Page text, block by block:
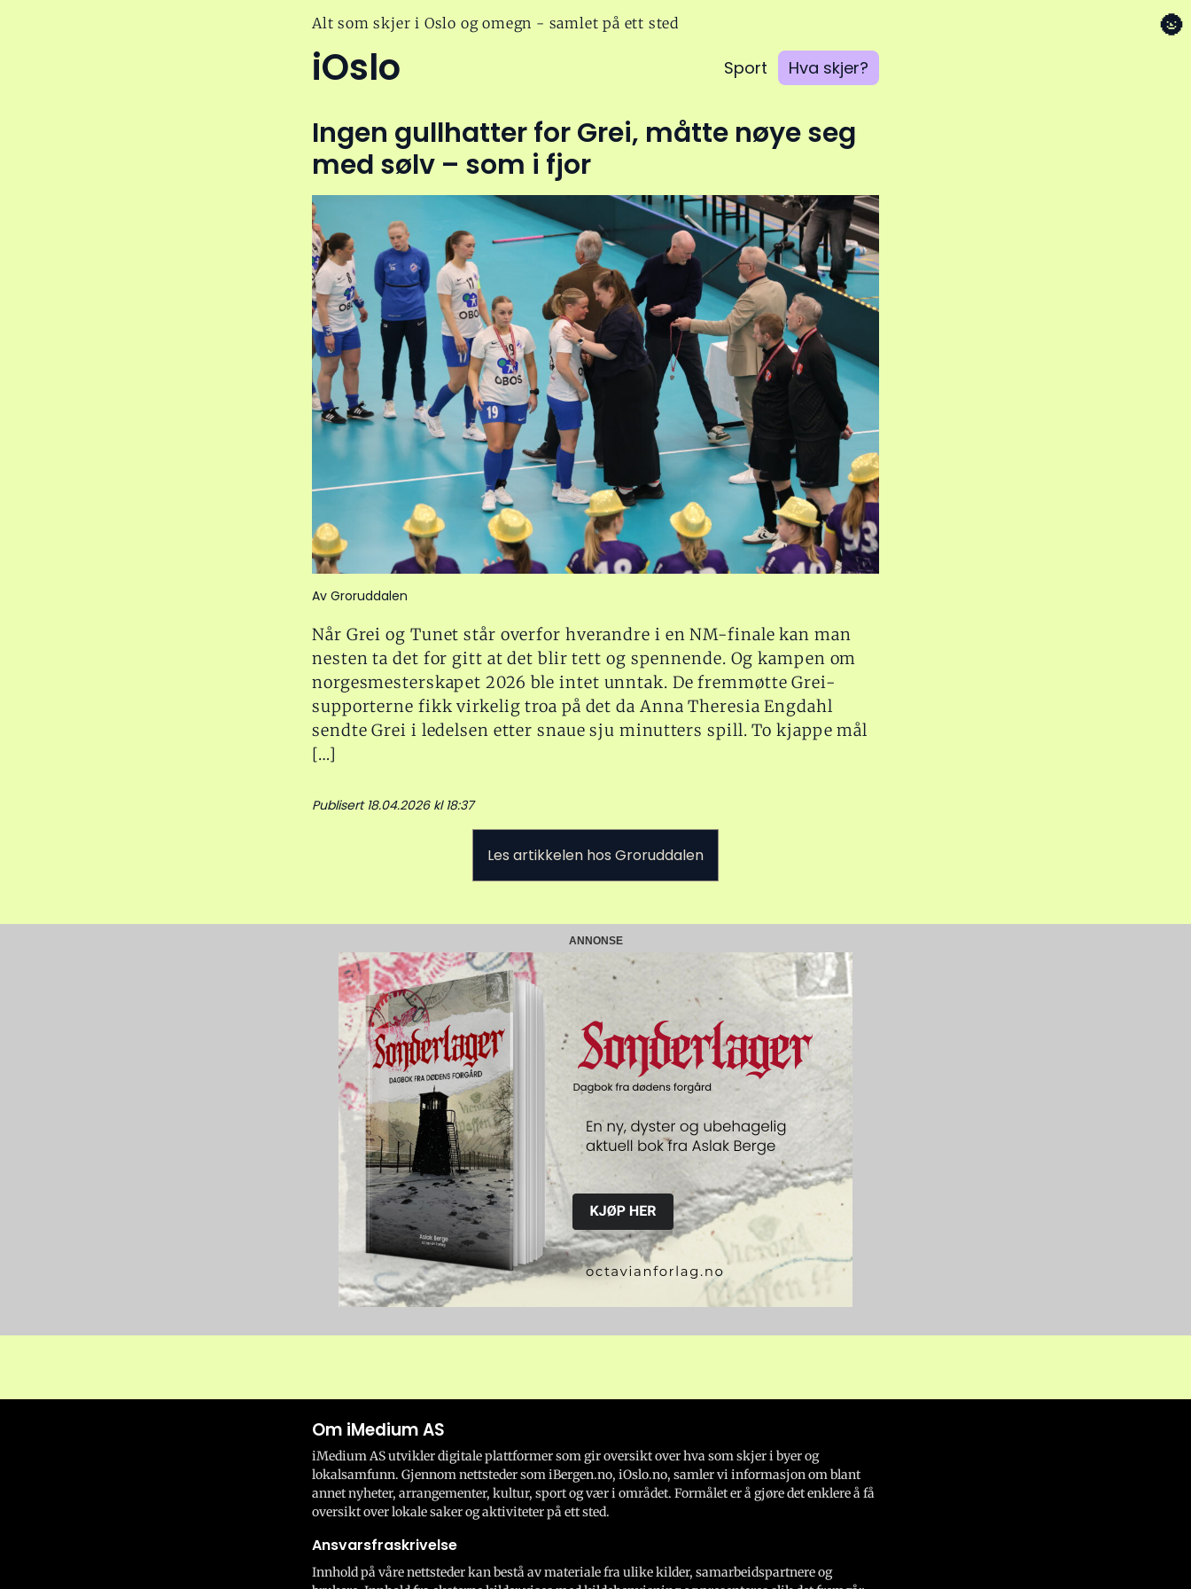
Alt som skjer i Oslo og omegn - samlet på ett sted
iOslo Sport Hva skjer?
🌚
Ingen gullhatter for Grei, måtte nøye seg
med sølv – som i fjor
Av Groruddalen
Når Grei og Tunet står overfor hverandre i en NM-finale kan man
nesten ta det for gitt at det blir tett og spennende. Og kampen om
norgesmesterskapet 2026 ble intet unntak. De fremmøtte Grei-
supporterne fikk virkelig troa på det da Anna Theresia Engdahl
sendte Grei i ledelsen etter snaue sju minutters spill. To kjappe mål
[…]
Publisert 18.04.2026 kl 18:37
Les artikkelen hos Groruddalen
ANNONSE
Om iMedium AS
iMedium AS utvikler digitale plattformer som gir oversikt over hva som skjer i byer og
lokalsamfunn. Gjennom nettsteder som iBergen.no, iOslo.no, samler vi informasjon om blant
annet nyheter, arrangementer, kultur, sport og vær i området. Formålet er å gjøre det enklere å få
oversikt over lokale saker og aktiviteter på ett sted.
Ansvarsfraskrivelse
Innhold på våre nettsteder kan bestå av materiale fra ulike kilder, samarbeidspartnere og